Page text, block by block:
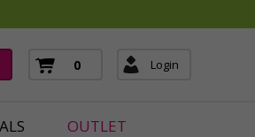
0 Login
OUTLET